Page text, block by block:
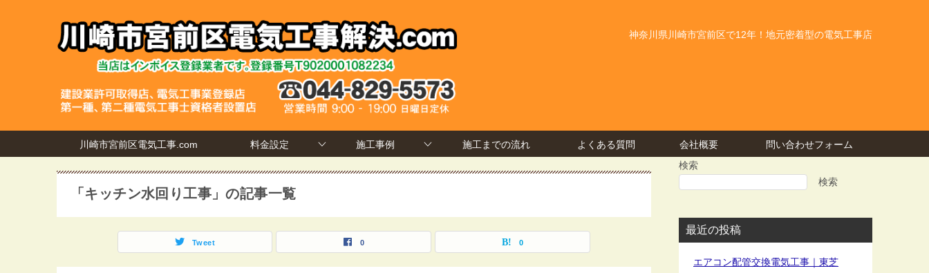
神奈川県川崎市宮前区で12年！地元密着型の電気工事店
川崎市宮前区電気工事.com 料金設定 施工事例 施工までの流れ よくある質問 会社概要 問い合わせフォーム
「キッチン水回り工事」の記事一覧
Tweet 0 0
検索
検索
最近の投稿
エアコン配管交換電気工事｜東芝